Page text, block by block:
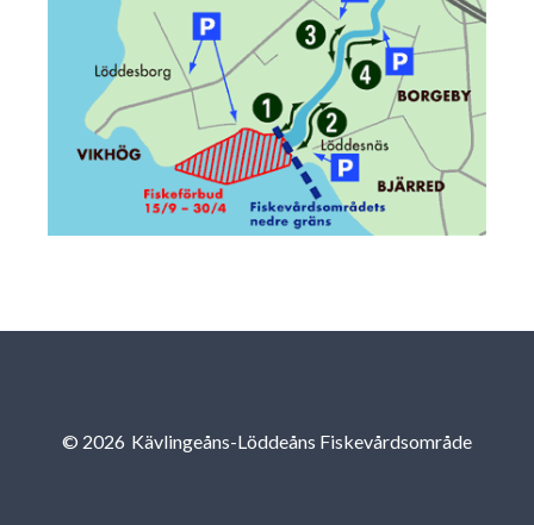
© 2026 Kävlingeåns-Löddeåns Fiskevårdsområde